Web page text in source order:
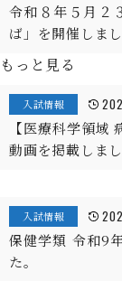
令和８年５月２
ば」を開催しま
もっと見る
入試情報
【医療科学領域
動画を掲載しま
入試情報
保健学類 令和9
た。